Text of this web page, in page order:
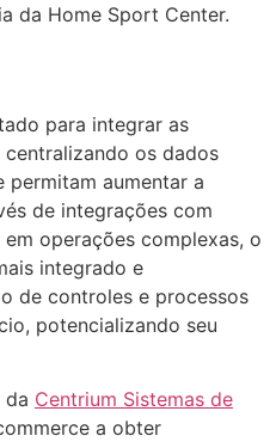
da Home Sport Center.
para integrar as
centralizando os dados
permitam aumentar a
de integrações com
operações complexas, o
integrado e
de controles e processos
potencializando seu
da Centrium Sistemas de
a obter